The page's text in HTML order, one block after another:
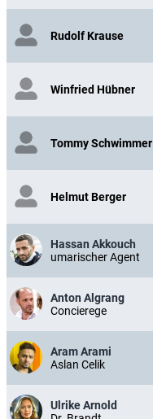
Rudolf Krause
Winfried Hübner
Tommy Schwimmer
Helmut Berger
Hassan Akkouch
umarischer Agent
Anton Algrang
Concierege
Aram Arami
Aslan Celik
Ulrike Arnold